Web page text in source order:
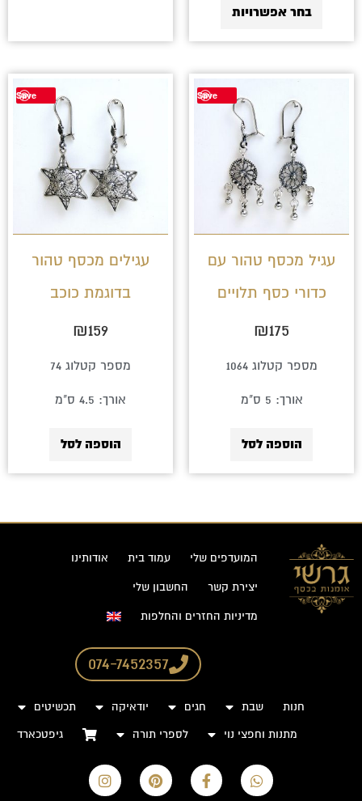
בחר אפשרויות
Save
עגיל מכסף טהור עם
כדורי כסף תלויים
₪175
מספר קטלוג 1064
אורך: 5 ס"מ
הוספה לסל
Save
עגילים מכסף טהור
בדוגמת כוכב
₪159
מספר קטלוג 74
אורך: 4.5 ס"מ
הוספה לסל
המועדפים שלי עמוד בית אודותינו
יצירת קשר החשבון שלי
מדיניות החזרים והחלפות
074-7452357
חנות שבת חגים יודאיקה
תכשיטים
מתנות וחפצי נוי
לספרי תורה גיפטכארד
W
h
F
a
P
i
I
n